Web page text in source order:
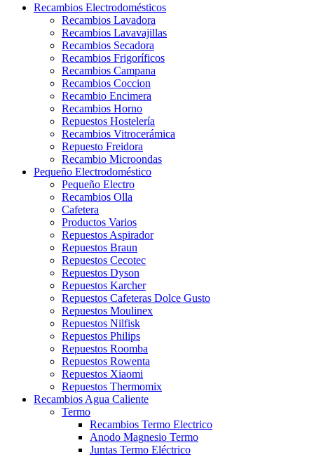
Recambios Electrodomésticos
Recambios Lavadora
Recambios Lavavajillas
Recambios Secadora
Recambios Frigoríficos
Recambios Campana
Recambios Coccion
Recambio Encimera
Recambios Horno
Repuestos Hostelería
Recambios Vitrocerámica
Repuesto Freidora
Recambio Microondas
Pequeño Electrodoméstico
Pequeño Electro
Recambios Olla
Cafetera
Productos Varios
Repuestos Aspirador
Repuestos Braun
Repuestos Cecotec
Repuestos Dyson
Repuestos Karcher
Repuestos Cafeteras Dolce Gusto
Repuestos Moulinex
Repuestos Nilfisk
Repuestos Philips
Repuestos Roomba
Repuestos Rowenta
Repuestos Xiaomi
Repuestos Thermomix
Recambios Agua Caliente
Termo
Recambios Termo Electrico
Anodo Magnesio Termo
Juntas Termo Eléctrico